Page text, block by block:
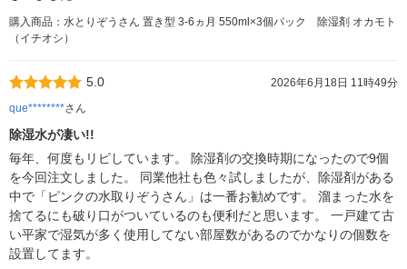
購入商品：水とりぞうさん 置き型 3-6ヵ月 550ml×3個パック 除湿剤 オカモト
（イチオシ）
5.0
2026年6月18日 11時49分
que********さん
除湿水が凄い!!
毎年、何度もリピしています。 除湿剤の交換時期になったので9個
を今回注文しました。 同業他社も色々試しましたが、除湿剤がある
中で「ピンクの水取りぞうさん」は一番お勧めです。 溜まった水を
捨てるにも破り口がついているのも便利だと思います。 一戸建て古
い平家で湿気が多く使用してない部屋数があるのでかなりの個数を
設置してます。